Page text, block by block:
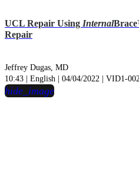
UCL Repair Using Internal
Repair
Jeffrey Dugas, MD
10:43 | English | 04/04/2022 | VID1-
hide_image